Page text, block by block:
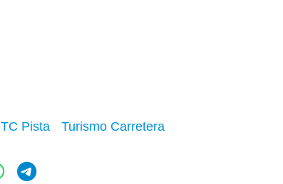
TC Pista Turismo Carretera